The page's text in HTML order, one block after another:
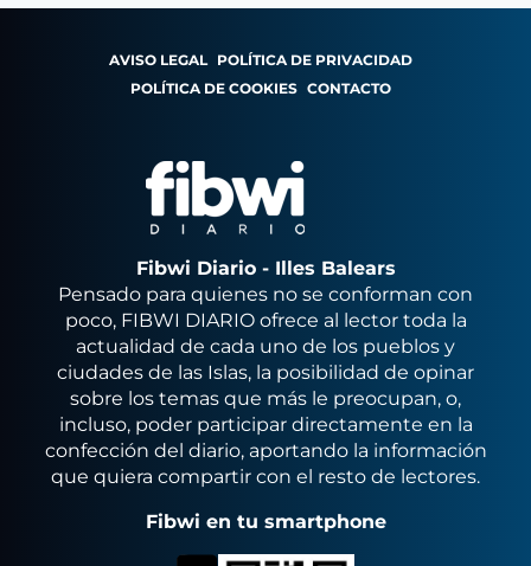
AVISO LEGAL POLÍTICA DE PRIVACIDAD
POLÍTICA DE COOKIES CONTACTO
Fibwi Diario - Illes Balears
Pensado para quienes no se conforman con
poco, FIBWI DIARIO ofrece al lector toda la
actualidad de cada uno de los pueblos y
ciudades de las Islas, la posibilidad de opinar
sobre los temas que más le preocupan, o,
incluso, poder participar directamente en la
confección del diario, aportando la información
que quiera compartir con el resto de lectores.
Fibwi en tu smartphone